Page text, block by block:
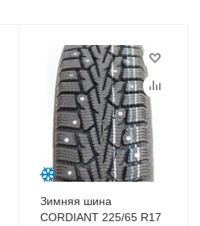
Зимняя шина
CORDIANT 225/65 R17